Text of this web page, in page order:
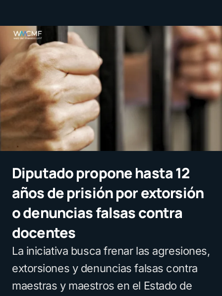
Diputado propone hasta 12
años de prisión por extorsión
o denuncias falsas contra
docentes
La iniciativa busca frenar las agresiones,
extorsiones y denuncias falsas contra
maestras y maestros en el Estado de